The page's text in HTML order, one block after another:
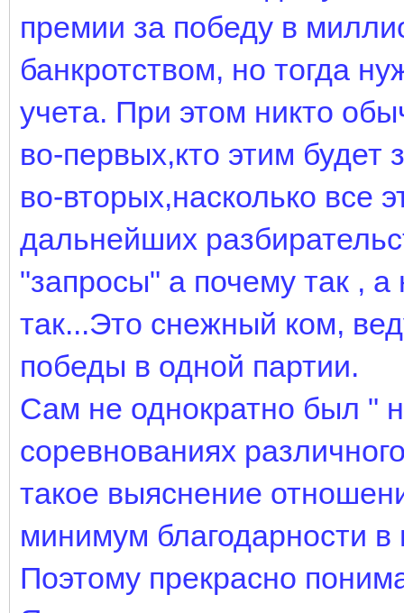
премии за победу в
банкротством, но тогда
учета. При этом никто
во-первых,кто этим будет
во-вторых,насколько все
дальнейших
"запросы" а почему так ,
так...Это снежный ком,
победы в одной партии.
Сам не однократно был "
соревнованиях
такое выяснение
минимум благодарности в
Поэтому прекрасно